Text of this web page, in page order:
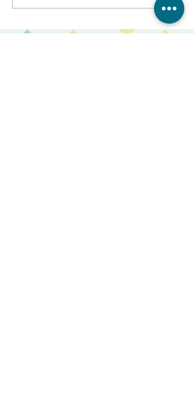
機能ホーム麻姑の小町伊